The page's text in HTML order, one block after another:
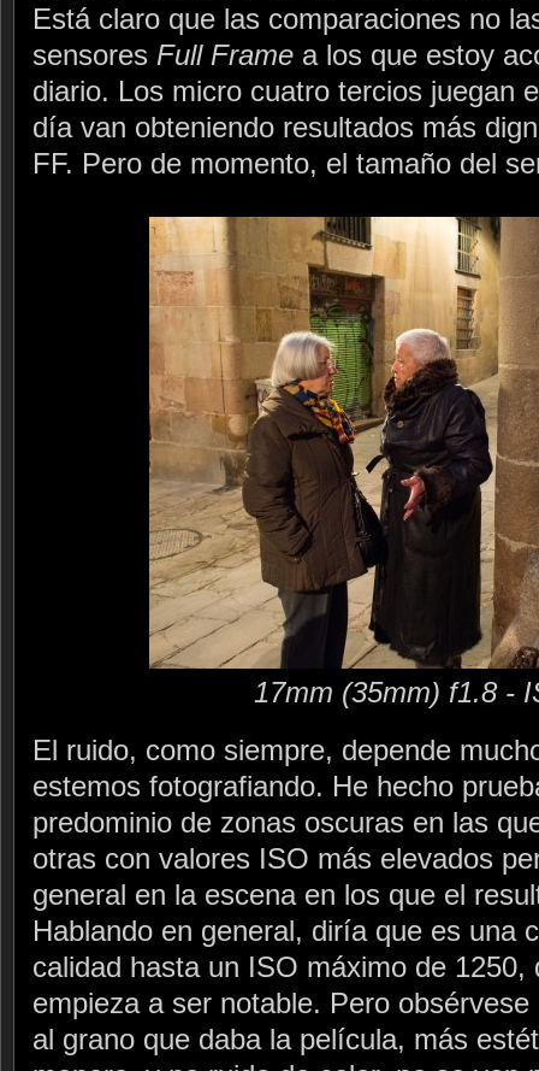
Está claro que las comparaciones no
sensores Full Frame a los que estoy
diario. Los micro cuatro tercios juegan
día van obteniendo resultados más
FF. Pero de momento, el tamaño del
17mm (35mm) f1.8 -
El ruido, como siempre, depende
estemos fotografiando. He hecho
predominio de zonas oscuras en las
otras con valores ISO más elevados
general en la escena en los que el
Hablando en general, diría que es una
calidad hasta un ISO máximo de 1250,
empieza a ser notable. Pero
al grano que daba la película, más